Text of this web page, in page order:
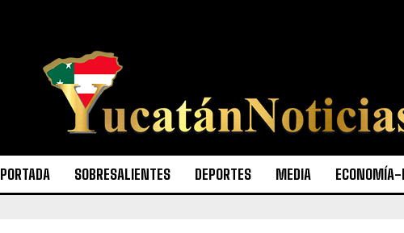
PORTADA SOBRESALIENTES DEPORTES MEDIA ECONOMÍA-